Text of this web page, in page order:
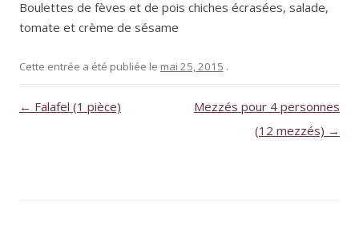
Boulettes de fèves et de pois chiches écrasées, salade,
tomate et crème de sésame
Cette entrée a été publiée le mai 25, 2015 .
Navigation
← Falafel (1 pièce)
Mezzés pour 4 personnes
(12 mezzés) →